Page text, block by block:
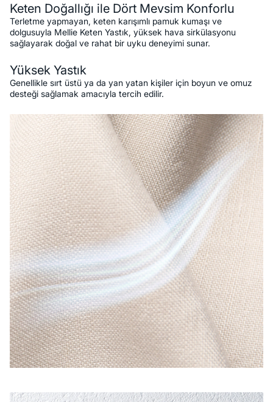
Keten Doğallığı ile Dört Mevsim Konforlu
Terletme yapmayan, keten karışımlı pamuk kumaşı ve
dolgusuyla Mellie Keten Yastık, yüksek hava sirkülasyonu
sağlayarak doğal ve rahat bir uyku deneyimi sunar.
Yüksek Yastık
Genellikle sırt üstü ya da yan yatan kişiler için boyun ve omuz
desteği sağlamak amacıyla tercih edilir.